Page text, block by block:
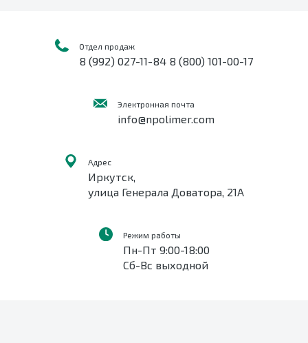
Отдел продаж
8 (992) 027-11-84 8 (800) 101-00-17
Электронная почта
info@npolimer.com
Адрес
Иркутск,
улица Генерала Доватора, 21А
Режим работы
Пн-Пт 9:00-18:00
Сб-Вс выходной